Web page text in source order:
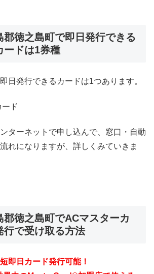
郡徳之島町で即日発行できる
ードは1券種
日発行できるカードは1つあります。
ド
ターネットで申し込んで、窓口・自動
れになりますが、詳しくみていきま
郡徳之島町でACマスターカ
行で受け取る方法